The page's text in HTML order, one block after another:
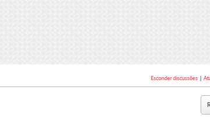
Esconder discussões